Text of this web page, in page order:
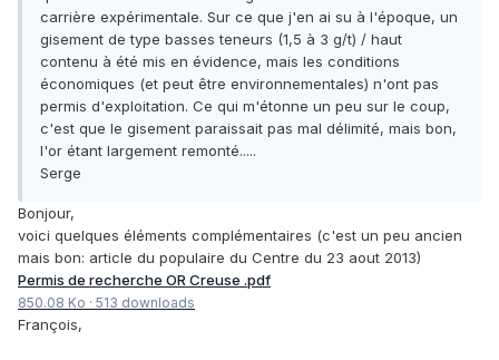
carrière expérimentale. Sur ce que j'en ai su à l'époque, un
gisement de type basses teneurs (1,5 à 3 g/t) / haut
contenu à été mis en évidence, mais les conditions
économiques (et peut être environnementales) n'ont pas
permis d'exploitation. Ce qui m'étonne un peu sur le coup,
c'est que le gisement paraissait pas mal délimité, mais bon,
l'or étant largement remonté.....
Serge
Bonjour,
voici quelques éléments complémentaires (c'est un peu ancien
mais bon: article du populaire du Centre du 23 aout 2013)
Permis de recherche OR Creuse .pdf
850.08 Ko · 513 downloads
François,